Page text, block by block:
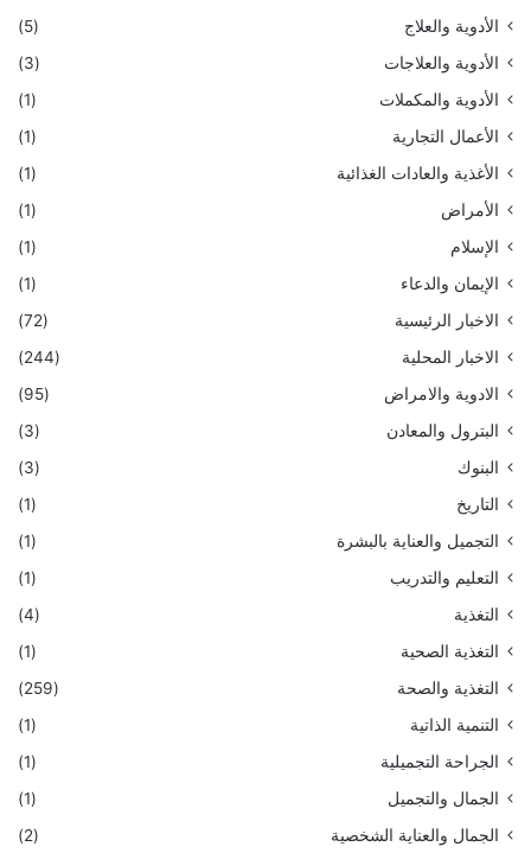
الأدوية والعلاج
(5)
الأدوية والعلاجات
(3)
الأدوية والمكملات
(1)
الأعمال التجارية
(1)
الأغذية والعادات الغذائية
(1)
الأمراض
(1)
الإسلام
(1)
الإيمان والدعاء
(1)
الاخبار الرئيسية
(72)
الاخبار المحلية
(244)
الادوية والامراض
(95)
البترول والمعادن
(3)
البنوك
(3)
التاريخ
(1)
التجميل والعناية بالبشرة
(1)
التعليم والتدريب
(1)
التغذية
(4)
التغذية الصحية
(1)
التغذية والصحة
(259)
التنمية الذاتية
(1)
الجراحة التجميلية
(1)
الجمال والتجميل
(1)
الجمال والعناية الشخصية
(2)